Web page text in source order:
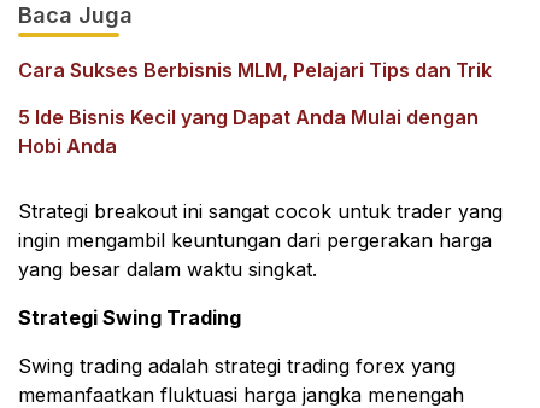
Baca Juga
Cara Sukses Berbisnis MLM, Pelajari Tips dan Trik
5 Ide Bisnis Kecil yang Dapat Anda Mulai dengan
Hobi Anda
Strategi breakout ini sangat cocok untuk trader yang
ingin mengambil keuntungan dari pergerakan harga
yang besar dalam waktu singkat.
Strategi Swing Trading
Swing trading adalah strategi trading forex yang
memanfaatkan fluktuasi harga jangka menengah